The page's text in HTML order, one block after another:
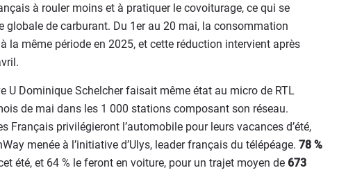
à rouler moins et à pratiquer le covoiturage, ce qui se
globale de carburant. Du 1er au 20 mai, la consommation
la même période en 2025, et cette réduction intervient après
U Dominique Schelcher faisait même état au micro de RTL
de mai dans les 1 000 stations composant son réseau.
Français privilégieront l’automobile pour leurs vacances d’été,
menée à l’initiative d’Ulys, leader français du télépéage. 78 %
été, et 64 % le feront en voiture, pour un trajet moyen de 673